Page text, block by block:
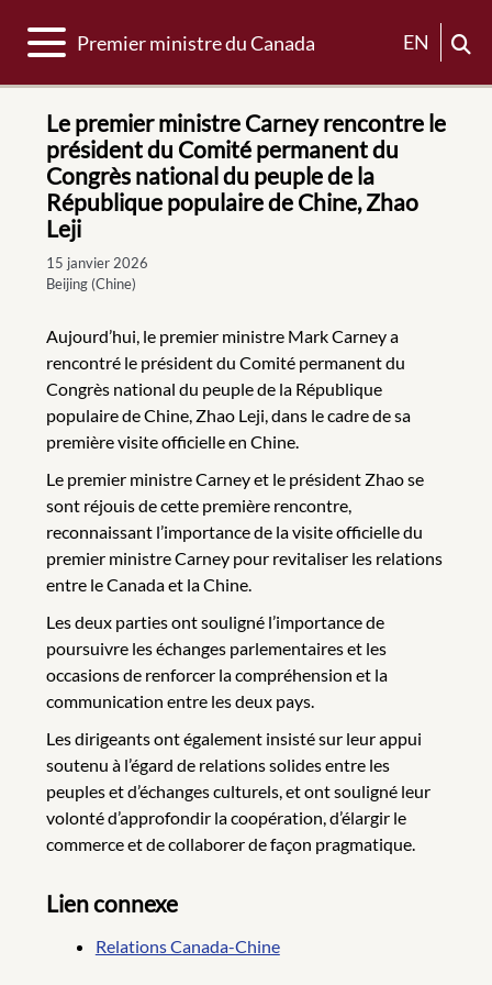
Basculer la navigation
Premier ministre du Canada EN
Le premier ministre Carney rencontre le
président du Comité permanent du
Congrès national du peuple de la
République populaire de Chine, Zhao
Leji
15 janvier 2026
Beijing (Chine)
Aujourd’hui, le premier ministre Mark Carney a
rencontré le président du Comité permanent du
Congrès national du peuple de la République
populaire de Chine, Zhao Leji, dans le cadre de sa
première visite officielle en Chine.
Le premier ministre Carney et le président Zhao se
sont réjouis de cette première rencontre,
reconnaissant l’importance de la visite officielle du
premier ministre Carney pour revitaliser les relations
entre le Canada et la Chine.
Les deux parties ont souligné l’importance de
poursuivre les échanges parlementaires et les
occasions de renforcer la compréhension et la
communication entre les deux pays.
Les dirigeants ont également insisté sur leur appui
soutenu à l’égard de relations solides entre les
peuples et d’échanges culturels, et ont souligné leur
volonté d’approfondir la coopération, d’élargir le
commerce et de collaborer de façon pragmatique.
Lien connexe
Relations Canada-Chine